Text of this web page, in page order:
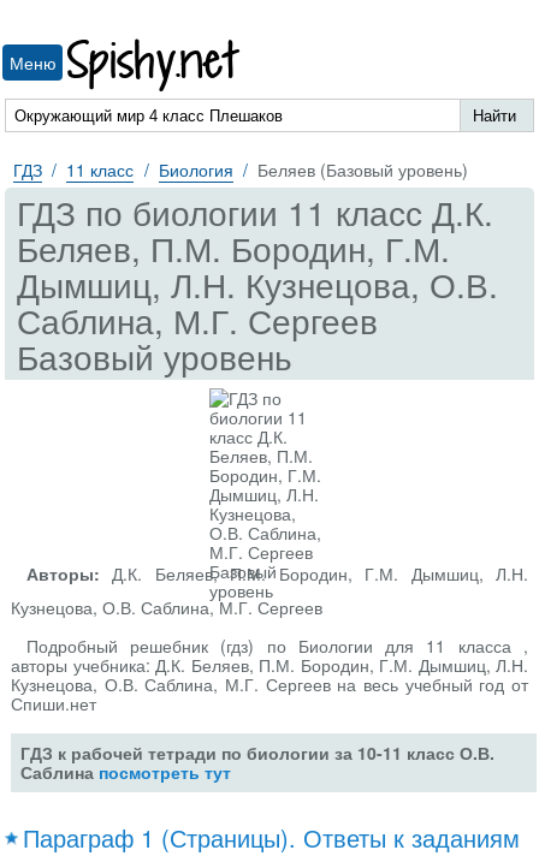
Меню Spishy.net
ГДЗ 11 класс Биология Беляев (Базовый уровень)
ГДЗ по биологии 11 класс Д.К.
Беляев, П.М. Бородин, Г.М.
Дымшиц, Л.Н. Кузнецова, О.В.
Саблина, М.Г. Сергеев
Базовый уровень
Авторы:Д.К. Беляев, П.М. Бородин, Г.М. Дымшиц, Л.Н.
Кузнецова, О.В. Саблина, М.Г. Сергеев
Подробный решебник (гдз) по Биологии для 11 класса ,
авторы учебника: Д.К. Беляев, П.М. Бородин, Г.М. Дымшиц, Л.Н.
Кузнецова, О.В. Саблина, М.Г. Сергеев на весь учебный год от
Спиши.нет
ГДЗ к рабочей тетради по биологии за 10-11 класс О.В.
Саблина посмотреть тут
Параграф 1 (Страницы). Ответы к заданиям